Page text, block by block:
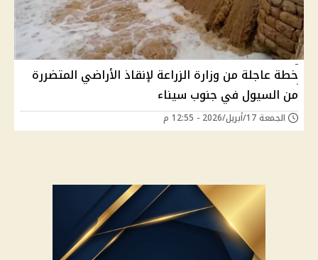
خطة عاجلة من وزارة الزراعة لإنقاذ الأراضي المتضررة
من السيول في جنوب سيناء
الجمعة 17/أبريل/2026 - 12:55 م